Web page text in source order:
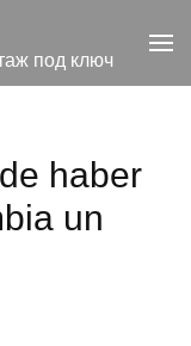
под ключ
haber
un